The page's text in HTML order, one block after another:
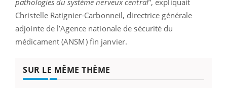
Christelle Ratignier-Carbonneil, directrice générale
adjointe de l’Agence nationale de sécurité du
médicament (ANSM) fin janvier.
SUR LE MÊME THÈME